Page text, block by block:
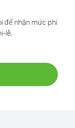
để nhận mức phí
lê.